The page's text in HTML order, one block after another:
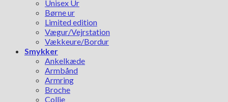
Unisex Ur
Børne ur
Limited edition
Vægur/Vejrstation
Vækkeure/Bordur
Smykker
Ankelkæde
Armbånd
Armring
Broche
Collie